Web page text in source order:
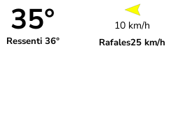
35°
Ressenti 36°
10 km/h
Rafales25 km/h